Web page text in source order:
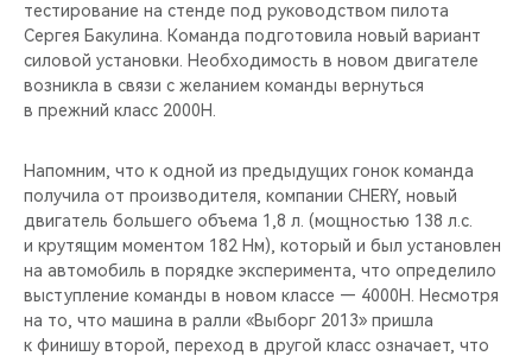
CHERY REMOTE
CHERY И СПОРТ
ВИДЕООБЗОРЫ
CHERY ДЛЯ ДЕТЕЙ
тестирование на стенде под руководством пилота
Сергея Бакулина. Команда подготовила новый вариант
силовой установки. Необходимость в новом двигателе
возникла в связи с желанием команды вернуться
в прежний класс 2000Н.
Напомним, что к одной из предыдущих гонок команда
получила от производителя, компании CHERY, новый
двигатель большего объема 1,8 л. (мощностью 138 л.с.
и крутящим моментом 182 Нм), который и был установлен
на автомобиль в порядке эксперимента, что определило
выступление команды в новом классе — 4000Н. Несмотря
на то, что машина в ралли «Выборг 2013» пришла
к финишу второй, переход в другой класс означает, что